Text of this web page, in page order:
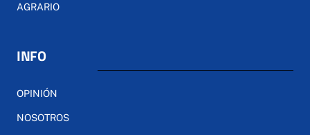
AGRARIO
INFO
OPINIÓN
NOSOTROS